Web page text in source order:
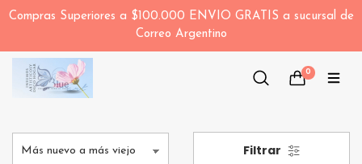
Compras Superiores a $100.000 ENVIO GRATIS a sucursal de
Correo Argentino
0
Filtrar